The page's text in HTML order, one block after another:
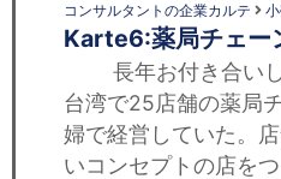
コンサルタントの企業カルテ
Karte6:薬局チェ
長年お付き合いし
台湾で25店舗の薬局
婦で経営していた。
いコンセプトの店を